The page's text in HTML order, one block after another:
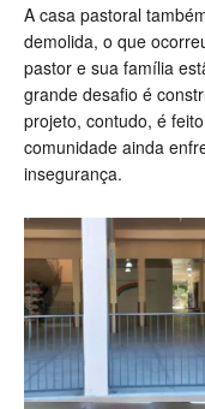
A casa pastoral
demolida, o que
pastor e sua família
grande desafio é
projeto, contudo, é
comunidade ainda
insegurança.